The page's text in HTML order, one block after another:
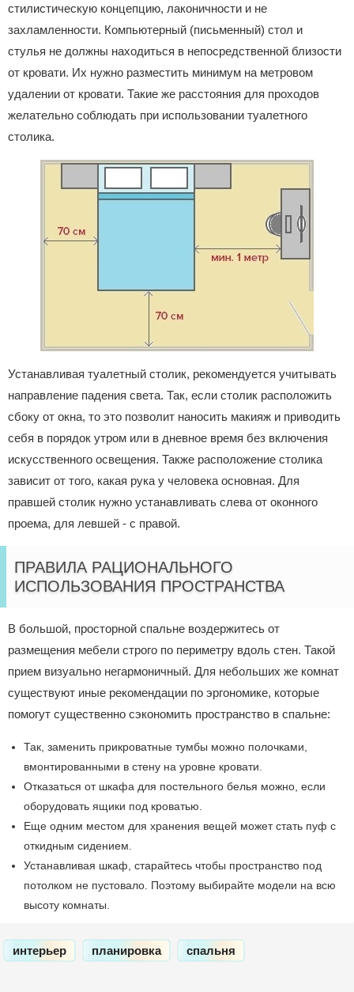
стилистическую концепцию, лаконичности и не
захламленности. Компьютерный (письменный) стол и
стулья не должны находиться в непосредственной близости
от кровати. Их нужно разместить минимум на метровом
удалении от кровати. Такие же расстояния для проходов
желательно соблюдать при использовании туалетного
столика.
Устанавливая туалетный столик, рекомендуется учитывать
направление падения света. Так, если столик расположить
сбоку от окна, то это позволит наносить макияж и приводить
себя в порядок утром или в дневное время без включения
искусственного освещения. Также расположение столика
зависит от того, какая рука у человека основная. Для
правшей столик нужно устанавливать слева от оконного
проема, для левшей - с правой.
ПРАВИЛА РАЦИОНАЛЬНОГО
ИСПОЛЬЗОВАНИЯ ПРОСТРАНСТВА
В большой, просторной спальне воздержитесь от
размещения мебели строго по периметру вдоль стен. Такой
прием визуально негармоничный. Для небольших же комнат
существуют иные рекомендации по эргономике, которые
помогут существенно сэкономить пространство в спальне:
Так, заменить прикроватные тумбы можно полочками,
вмонтированными в стену на уровне кровати.
Отказаться от шкафа для постельного белья можно, если
оборудовать ящики под кроватью.
Еще одним местом для хранения вещей может стать пуф с
откидным сидением.
Устанавливая шкаф, старайтесь чтобы пространство под
потолком не пустовало. Поэтому выбирайте модели на всю
высоту комнаты.
интерьер планировка спальня